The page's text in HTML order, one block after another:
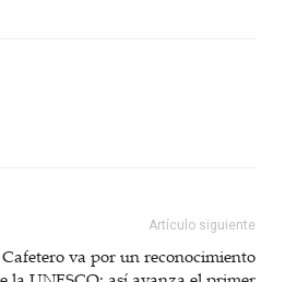
Artículo siguiente
Cafetero va por un reconocimiento